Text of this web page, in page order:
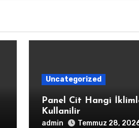
Uncategorized
Panel Cit Hangi
Kullanilir
admin Temmuz 28,